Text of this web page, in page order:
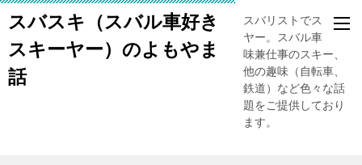
スバスキ（スバル車好き
スキーヤー）のよもやま
話
スバリストでスキー
ヤー。スバル車、趣
味兼仕事のスキー、
他の趣味（自転車、
鉄道）など色々な話
題をご提供しており
ます。